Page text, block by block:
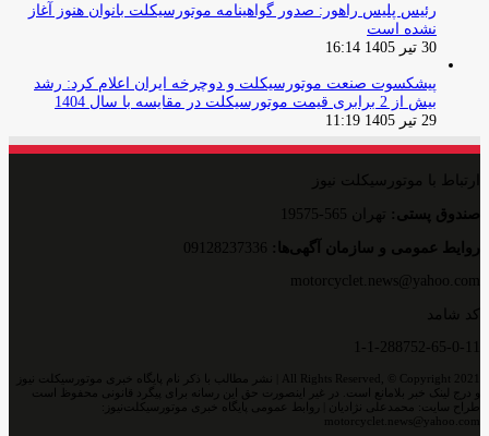
رئیس پلیس راهور: صدور گواهینامه موتورسیکلت بانوان هنوز آغاز
نشده است
30 تیر 1405 16:14
پیشکسوت صنعت موتورسیکلت و دوچرخه ایران اعلام کرد: رشد
بیش از 2 برابری قیمت موتورسیکلت در مقایسه با سال 1404
29 تیر 1405 11:19
ارتباط با موتورسیکلت نیوز
صندوق پستی: تهران 565-19575
روایط عمومی و سازمان آگهی‌ها:
motorcyclet.news@yahoo.com
کد شامد
1-1-288752-65-0-11
All Rights Reserved, © Copyright 2021 | نشر مطالب با ذکر نام پایگاه خبری موتورسیکلت نیوز
و درج لینک خبر بلامانع است. در غیر اینصورت حق این رسانه برای پیگرد قانونی محفوظ است
طراح سایت: محمدعلی نژادیان | روابط عمومی پایگاه خبری موتورسیکلت‌نیوز:
motorcyclet.news@yahoo.com